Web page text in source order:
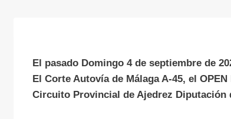
El pasado Domingo 4 de septiembre de
El Corte Autovía de Málaga A-45, el
Circuito Provincial de Ajedrez Diputación